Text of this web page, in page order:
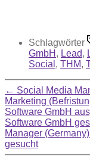
Schlagwörter
GmbH , Lead,
Social , THM,
← Social Media
Marketing
Software GmbH
Software GmbH
Manager
gesucht